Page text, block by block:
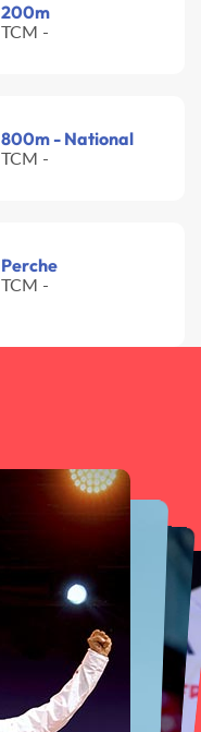
200m
TCM -
800m - National
TCM -
Perche
TCM -